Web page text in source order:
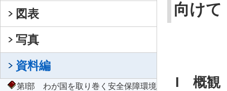
図表
写真
資料編
第I部 わが国を取り巻く安全保障環境
向けて
I 概観